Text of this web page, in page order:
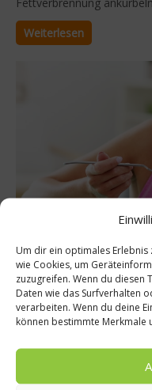
Um dir ein optimales
wie Cookies, um
zuzugreifen. Wenn du diesen
Daten wie das Surfverhalten
verarbeiten. Wenn du deine
können bestimmte Merkmale
Weiterlesen
Diäten
Die wichtigsten
Eine gesunde Ernährung
Stellenwert im Leben
Zählen und Reduzieren
machen es vor. Wer
neuesten und